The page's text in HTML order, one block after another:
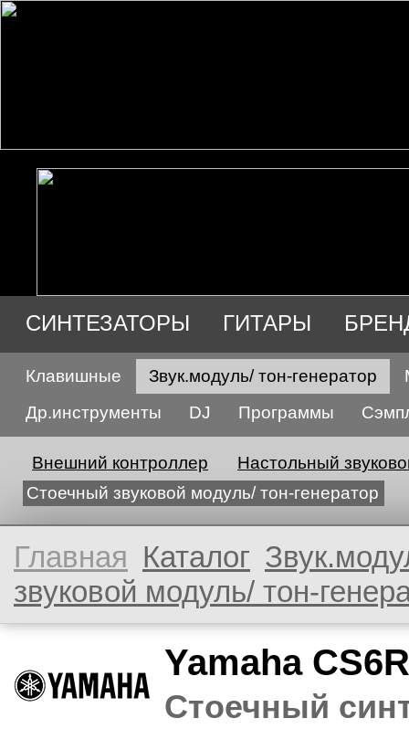
СИНТЕЗАТОРЫ ГИТАРЫ
АУДИО ПРОДАЖА
Клавишные Звук.модуль/ тон-генератор
Др.инструменты
DJ Программы
Внешний контроллер
Настольный
Стоечный звуковой модуль/ тон-генератор
Главная Каталог
звуковой модуль/ тон-
Yamaha CS6R
Стоечный